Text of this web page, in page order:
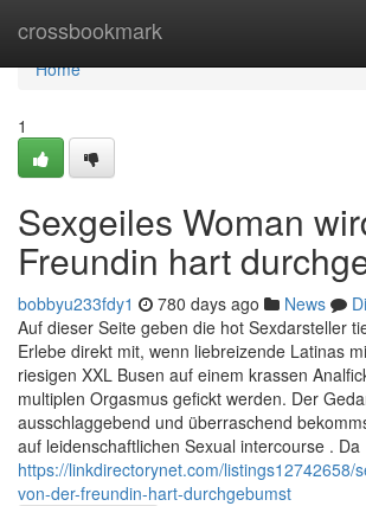
crossbookmark
Home
Home
1
Sexgeiles Woman
Freundin hart
bobbyu233fdy1 780 days ago News
Auf dieser Seite geben die hot Sexdarsteller
Erlebe direkt mit, wenn liebreizende Latinas
riesigen XXL Busen auf einem krassen
multiplen Orgasmus gefickt werden. Der
ausschlaggebend und überraschend
auf leidenschaftlichen Sexual intercourse . Da
https://linkdirectorynet.com/listings12742658/
von-der-freundin-hart-durchgebumst